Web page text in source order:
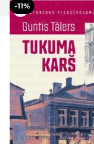
-11%